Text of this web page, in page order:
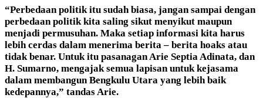
“Perbedaan politik itu sudah biasa, jangan sampai dengan
perbedaan politik kita saling sikut menyikut maupun
menjadi permusuhan. Maka setiap informasi kita harus
lebih cerdas dalam menerima berita – berita hoaks atau
tidak benar. Untuk itu pasanagan Arie Septia Adinata, dan
H. Sumarno, mengajak semua lapisan untuk kejasama
dalam membangun Bengkulu Utara yang lebih baik
kedepannya,” tandas Arie.